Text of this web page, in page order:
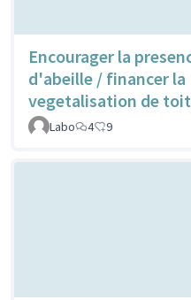
Encourager la
d'abeille / financer la
vegetalisation de
Labo
4 9